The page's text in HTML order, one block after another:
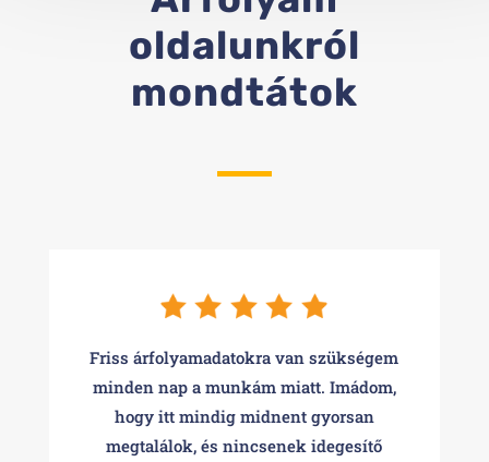
oldalunkról
mondtátok
Friss árfolyamadatokra van szükségem
minden nap a munkám miatt. Imádom,
hogy itt mindig midnent gyorsan
megtalálok, és nincsenek idegesítő